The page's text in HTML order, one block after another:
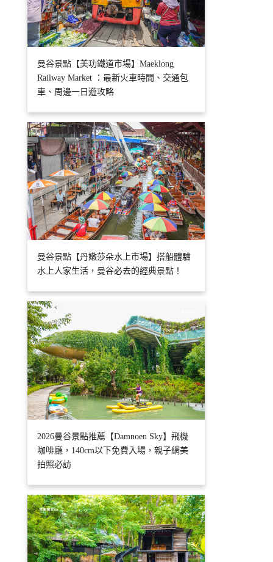
曼谷景點【美功鐵道市場】Maeklong
Railway Market ：最新火車時間、交通包
車、周邊一日遊攻略
曼谷景點【丹嫩莎朵水上市場】搭船體驗
水上人家生活，曼谷必去的經典景點！
2026曼谷景點推薦【Damnoen Sky】飛機
咖啡廳，140cm以下免費入場，親子網美
拍照必訪